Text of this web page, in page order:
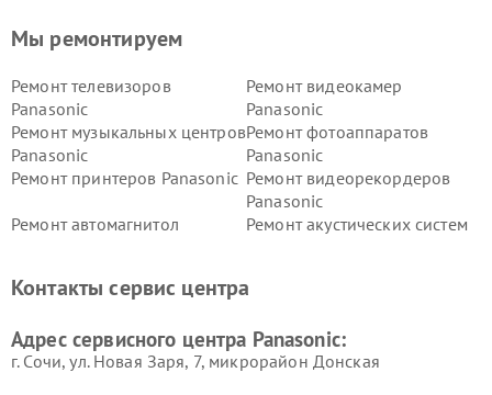
Мы ремонтируем
Ремонт телевизоров
Panasonic
Ремонт видеокамер
Panasonic
Ремонт музыкальных центров
Panasonic
Ремонт фотоаппаратов
Panasonic
Ремонт принтеров Panasonic Ремонт видеорекордеров
Panasonic
Ремонт автомагнитол
Ремонт акустических систем
панелей Panasonic
Контакты сервис центра
Адрес сервисного центра Panasonic:
г. Сочи, ул. Новая Заря, 7, микрорайон Донская